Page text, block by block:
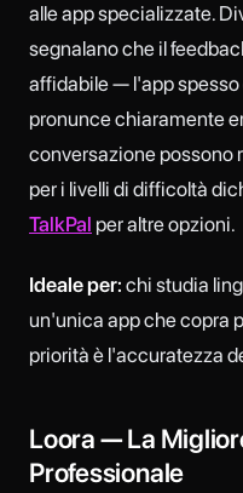
alle app specializzate.
segnalano che il
affidabile — l'app
pronunce chiaramente
conversazione possono
per i livelli di difficoltà
TalkPal per altre opzioni.
Ideale per: chi studia
un'unica app che copra
priorità è l'accuratezza
Loora — La
Professionale